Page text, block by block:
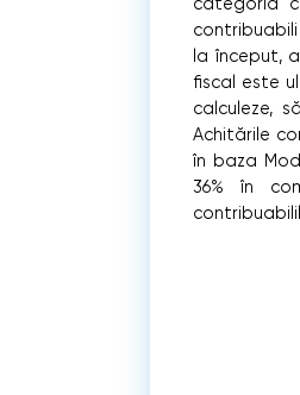
la început,
ﬁscal este
calculeze,
Achitările
în baza
36% în